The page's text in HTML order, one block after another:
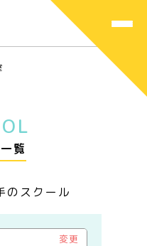
覧
のスクール
変更